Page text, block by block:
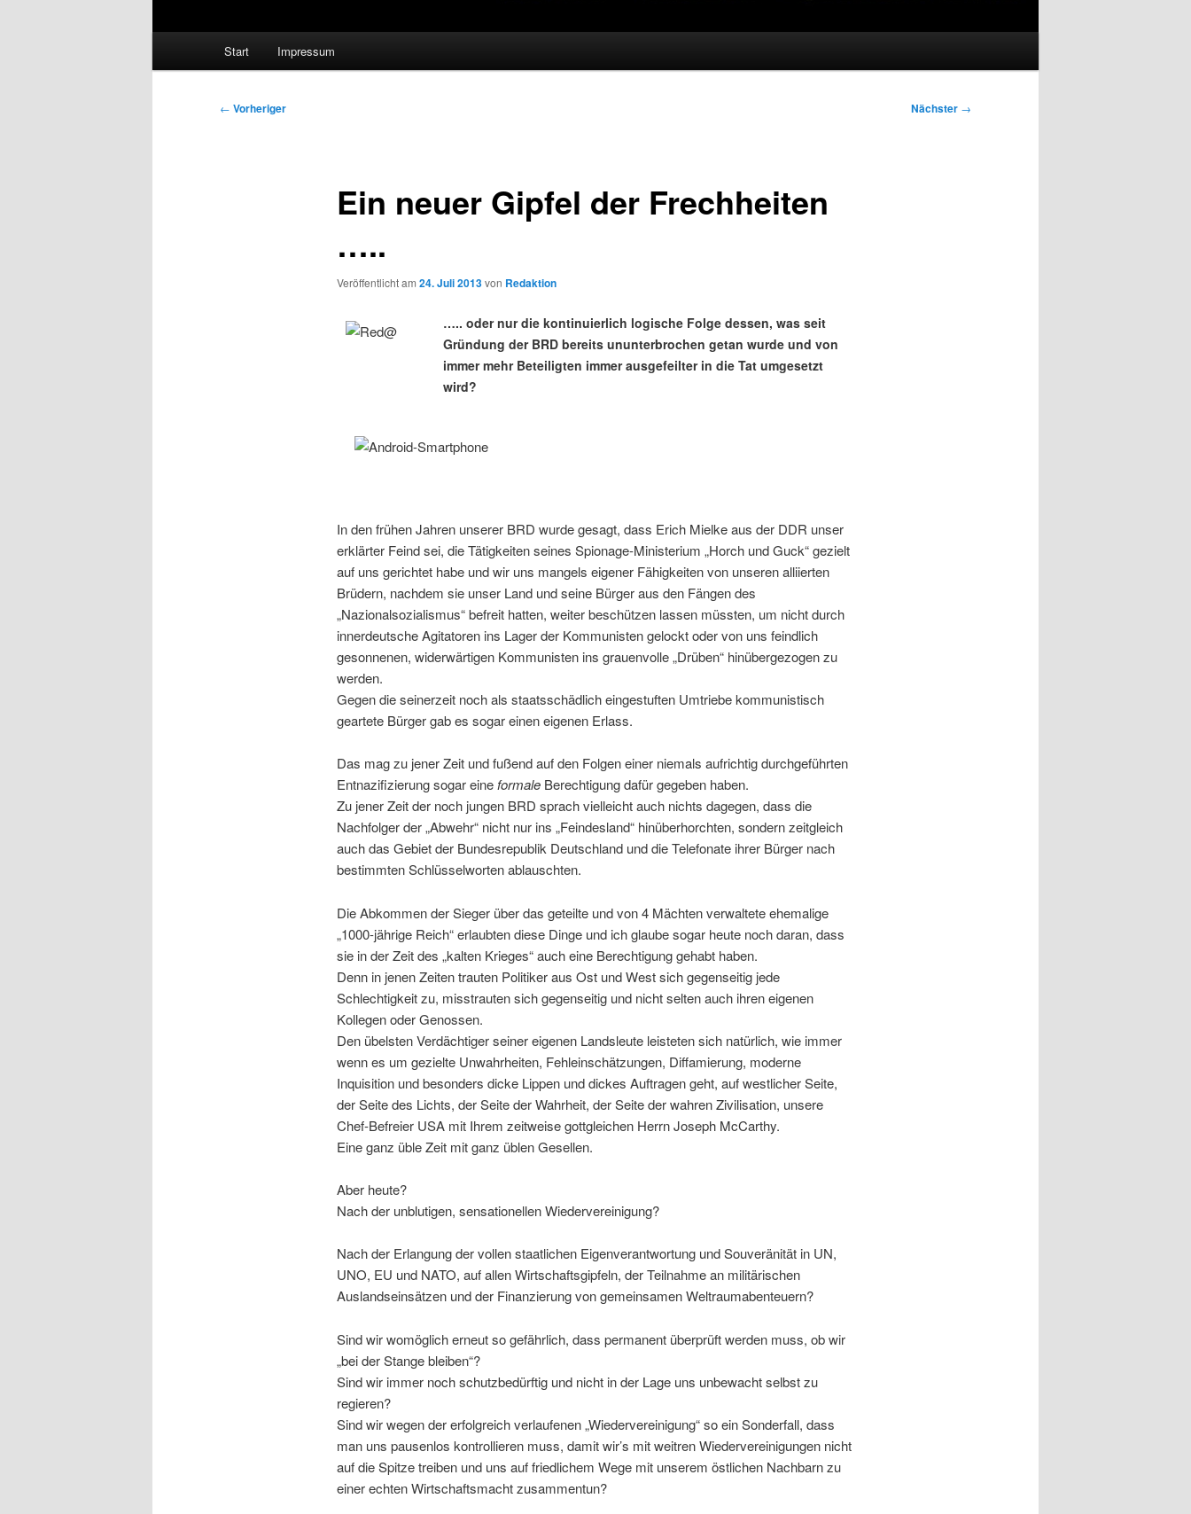
Start Impressum
Beitragsnavigation
← Vorheriger Nächster →
Ein neuer Gipfel der Frechheiten
…..
Veröffentlicht am 24. Juli 2013von Redaktion
….. oder nur die kontinuierlich logische Folge dessen, was seit
Gründung der BRD bereits ununterbrochen getan wurde und von
immer mehr Beteiligten immer ausgefeilter in die Tat umgesetzt
wird?
In den frühen Jahren unserer BRD wurde gesagt, dass Erich Mielke aus der DDR unser
erklärter Feind sei, die Tätigkeiten seines Spionage-Ministerium „Horch und Guck“ gezielt
auf uns gerichtet habe und wir uns mangels eigener Fähigkeiten von unseren alliierten
Brüdern, nachdem sie unser Land und seine Bürger aus den Fängen des
„Nazionalsozialismus“ befreit hatten, weiter beschützen lassen müssten, um nicht durch
innerdeutsche Agitatoren ins Lager der Kommunisten gelockt oder von uns feindlich
gesonnenen, widerwärtigen Kommunisten ins grauenvolle „Drüben“ hinübergezogen zu
werden.
Gegen die seinerzeit noch als staatsschädlich eingestuften Umtriebe kommunistisch
geartete Bürger gab es sogar einen eigenen Erlass.
Das mag zu jener Zeit und fußend auf den Folgen einer niemals aufrichtig durchgeführten
Entnazifizierung sogar eineformaleBerechtigung dafür gegeben haben.
Zu jener Zeit der noch jungen BRD sprach vielleicht auch nichts dagegen, dass die
Nachfolger der „Abwehr“ nicht nur ins „Feindesland“ hinüberhorchten, sondern zeitgleich
auch das Gebiet der Bundesrepublik Deutschland und die Telefonate ihrer Bürger nach
bestimmten Schlüsselworten ablauschten.
Die Abkommen der Sieger über das geteilte und von 4 Mächten verwaltete ehemalige
„1000-jährige Reich“ erlaubten diese Dinge und ich glaube sogar heute noch daran, dass
sie in der Zeit des „kalten Krieges“ auch eine Berechtigung gehabt haben.
Denn in jenen Zeiten trauten Politiker aus Ost und West sich gegenseitig jede
Schlechtigkeit zu, misstrauten sich gegenseitig und nicht selten auch ihren eigenen
Kollegen oder Genossen.
Den übelsten Verdächtiger seiner eigenen Landsleute leisteten sich natürlich, wie immer
wenn es um gezielte Unwahrheiten, Fehleinschätzungen, Diffamierung, moderne
Inquisition und besonders dicke Lippen und dickes Auftragen geht, auf westlicher Seite,
der Seite des Lichts, der Seite der Wahrheit, der Seite der wahren Zivilisation, unsere
Chef-Befreier USA mit Ihrem zeitweise gottgleichen Herrn Joseph McCarthy.
Eine ganz üble Zeit mit ganz üblen Gesellen.
Aber heute?
Nach der unblutigen, sensationellen Wiedervereinigung?
Nach der Erlangung der vollen staatlichen Eigenverantwortung und Souveränität in UN,
UNO, EU und NATO, auf allen Wirtschaftsgipfeln, der Teilnahme an militärischen
Auslandseinsätzen und der Finanzierung von gemeinsamen Weltraumabenteuern?
Sind wir womöglich erneut so gefährlich, dass permanent überprüft werden muss, ob wir
„bei der Stange bleiben“?
Sind wir immer noch schutzbedürftig und nicht in der Lage uns unbewacht selbst zu
regieren?
Sind wir wegen der erfolgreich verlaufenen „Wiedervereinigung“ so ein Sonderfall, dass
man uns pausenlos kontrollieren muss, damit wir’s mit weitren Wiedervereinigungen nicht
auf die Spitze treiben und uns auf friedlichem Wege mit unserem östlichen Nachbarn zu
einer echten Wirtschaftsmacht zusammentun?